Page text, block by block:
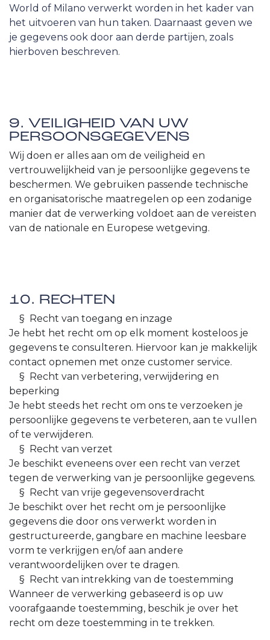
World of Milano verwerkt worden in het kader van
het uitvoeren van hun taken. Daarnaast geven we
je gegevens ook door aan derde partijen, zoals
hierboven beschreven.
9. VEILIGHEID VAN UW
PERSOONSGEGEVENS
Wij doen er alles aan om de veiligheid en
vertrouwelijkheid van je persoonlijke gegevens te
beschermen. We gebruiken passende technische
en organisatorische maatregelen op een zodanige
manier dat de verwerking voldoet aan de vereisten
van de nationale en Europese wetgeving.
10. RECHTEN
​§ Recht van toegang en inzage
Je hebt het recht om op elk moment kosteloos je
gegevens te consulteren. Hiervoor kan je makkelijk
contact opnemen met onze customer service.
​§ Recht van verbetering, verwijdering en
beperking
Je hebt steeds het recht om ons te verzoeken je
persoonlijke gegevens te verbeteren, aan te vullen
of te verwijderen.
​§ Recht van verzet
Je beschikt eveneens over een recht van verzet
tegen de verwerking van je persoonlijke gegevens.
​§ Recht van vrije gegevensoverdracht
Je beschikt over het recht om je persoonlijke
gegevens die door ons verwerkt worden in
gestructureerde, gangbare en machine leesbare
vorm te verkrijgen en/of aan andere
verantwoordelijken over te dragen.
​§ Recht van intrekking van de toestemming
Wanneer de verwerking gebaseerd is op uw
voorafgaande toestemming, beschik je over het
recht om deze toestemming in te trekken.